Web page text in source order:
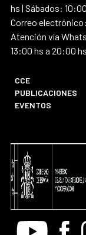
hs | Sábados:
Correo
Atención vía
13:00 hs a 20:00 hs
CCE
PUBLICACIONES
EVENTOS
Youtube